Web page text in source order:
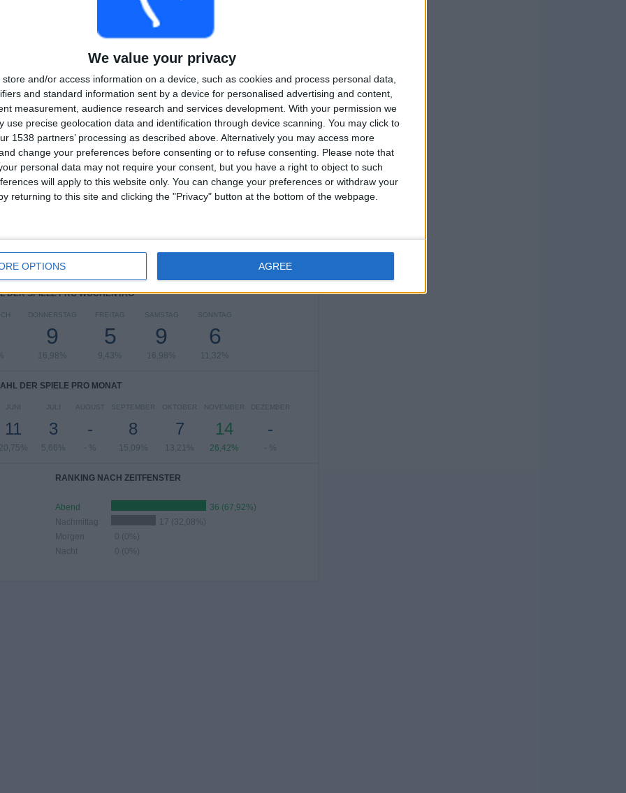
We value your privacy
store and/or access information on a device, such as cookies and process personal data,
and standard information sent by a device for personalised advertising and content,
measurement, audience research and services development. With your permission we
use precise geolocation data and identification through device scanning. You may click to
1538 partners’ processing as described above. Alternatively you may access more
change your preferences before consenting or to refuse consenting.
Please note that
personal data may not require your consent, but you have a right to object to such
will apply to this website only. You can change your preferences or withdraw your
returning to this site and clicking the "Privacy" button at the bottom of the webpage.
OPTIONS AGREE
32
GEGNER
4
VS Armenien
8
BEWERBE
RANKING NACH BEWERBEN
UEFA Nations League
14 (26,42%)
12 (22,64%)
9 (16,98%)
DER SPIELE PRO WOCHENTAG
DONNERSTAG
9
16,98%
FREITAG
5
9,43%
SAMSTAG
9
16,98%
SONNTAG
6
11,32%
DER SPIELE PRO MONAT
JUNI
11
20,75%
JULI
3
5,66%
AUGUST
-
- %
SEPTEMBER
8
15,09%
OKTOBER
7
13,21%
NOVEMBER
14
26,42%
DEZEMBER
-
- %
RANKING NACH ZEITFENSTER
Abend
36 (67,92%)
Nachmittag
17 (32,08%)
Morgen
0 (0%)
Nacht
0 (0%)